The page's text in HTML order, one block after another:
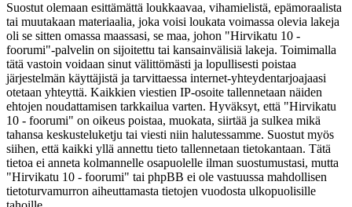
Suostut olemaan esittämättä loukkaavaa, vihamielistä, epämoraalista
tai muutakaan materiaalia, joka voisi loukata voimassa olevia lakeja
oli se sitten omassa maassasi, se maa, johon "Hirvikatu 10 -
foorumi"-palvelin on sijoitettu tai kansainvälisiä lakeja. Toimimalla
tätä vastoin voidaan sinut välittömästi ja lopullisesti poistaa
järjestelmän käyttäjistä ja tarvittaessa internet-yhteydentarjoajaasi
otetaan yhteyttä. Kaikkien viestien IP-osoite tallennetaan näiden
ehtojen noudattamisen tarkkailua varten. Hyväksyt, että "Hirvikatu
10 - foorumi" on oikeus poistaa, muokata, siirtää ja sulkea mikä
tahansa keskusteluketju tai viesti niin halutessamme. Suostut myös
siihen, että kaikki yllä annettu tieto tallennetaan tietokantaan. Tätä
tietoa ei anneta kolmannelle osapuolelle ilman suostumustasi, mutta
"Hirvikatu 10 - foorumi" tai phpBB ei ole vastuussa mahdollisen
tietoturvamurron aiheuttamasta tietojen vuodosta ulkopuolisille